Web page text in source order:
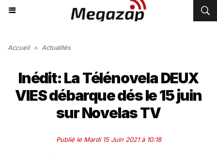
Accueil > Actualités
Inédit: La Télénovela DEUX
VIES débarque dés le 15 juin
sur Novelas TV
Publié le Mardi 15 Juin 2021 à 10:18